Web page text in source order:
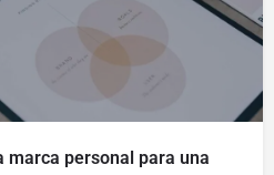
marca personal para una